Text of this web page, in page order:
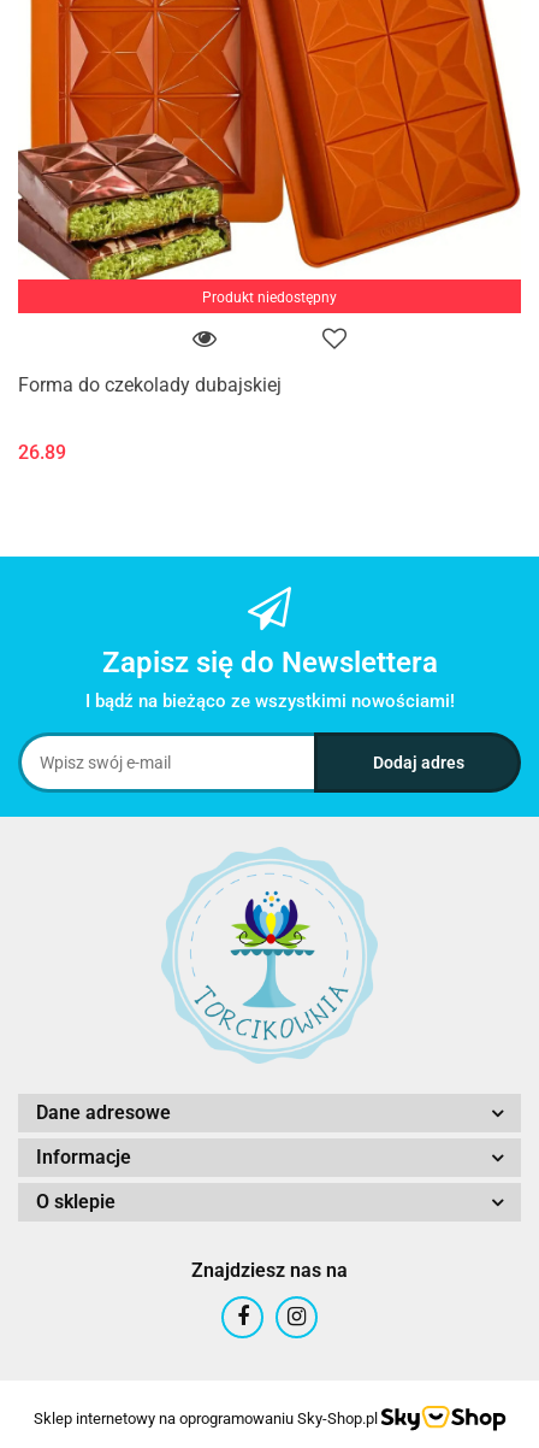
Produkt niedostępny
Forma do czekolady dubajskiej
26.89
Zapisz się do Newslettera
I bądź na bieżąco ze wszystkimi nowościami!
Dane adresowe
Informacje
O sklepie
Znajdziesz nas na
Sklep internetowy na oprogramowaniu Sky-Shop.pl